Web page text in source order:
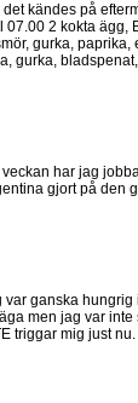
kändes på
07.00 2 kokta
gurka,
gurka,
veckan har
gjort på den
hungrig
men jag var
triggar mig just